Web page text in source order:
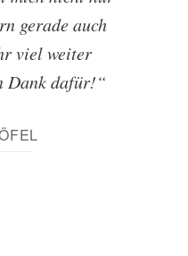
gerade auch
viel weiter
Dank dafür!“